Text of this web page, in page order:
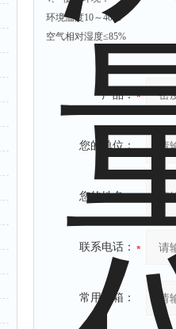
环境温度10～40℃
空气相对湿度≤85%
产品：
您的单位：
您的姓名：
联系电话：
常用邮箱：